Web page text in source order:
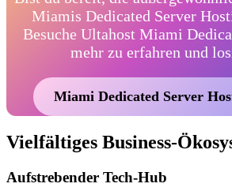
Miamis Dedicated Server
Besuche Ultahost Miami
mehr zu erfahren und
Miami Dedicated Server
Vielfältiges Business-
Aufstrebender Tech-Hub